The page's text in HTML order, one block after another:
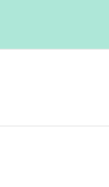
content